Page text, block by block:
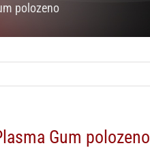
polozeno
Gum polozeno